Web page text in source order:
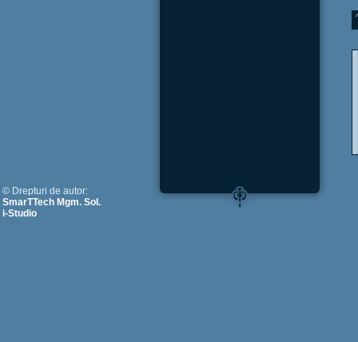
© Drepturi de autor:
SmarTTech Mgm. Sol.
i-Studio